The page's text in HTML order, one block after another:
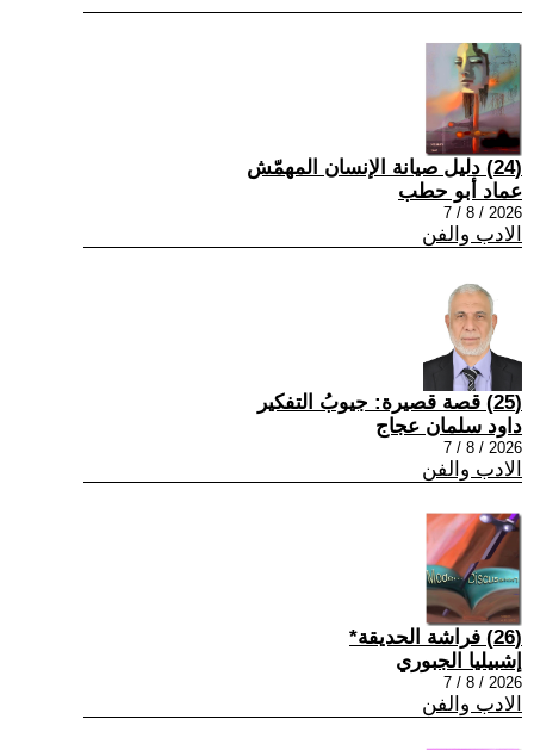
(24) دليل صيانة الإنسان المهمّش
عماد أبو حطب
2026 / 8 / 7
الادب والفن
(25) قصة قصيرة: جيوبُ التفكير
داود سلمان عجاج
2026 / 8 / 7
الادب والفن
(26) فراشة الحديقة*
إشبيليا الجبوري
2026 / 8 / 7
الادب والفن